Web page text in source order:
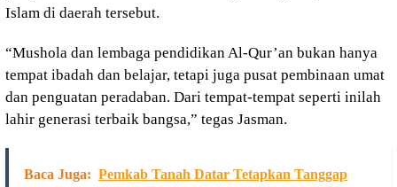
Islam di daerah tersebut.
“Mushola dan lembaga pendidikan Al-Qur’an bukan hanya
tempat ibadah dan belajar, tetapi juga pusat pembinaan umat
dan penguatan peradaban. Dari tempat-tempat seperti inilah
lahir generasi terbaik bangsa,” tegas Jasman.
Baca Juga: Pemkab Tanah Datar Tetapkan Tanggap